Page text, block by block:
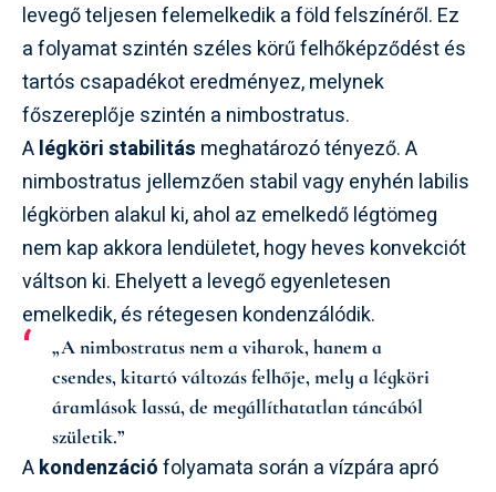
levegő teljesen felemelkedik a föld felszínéről. Ez
a folyamat szintén széles körű felhőképződést és
tartós csapadékot eredményez, melynek
főszereplője szintén a nimbostratus.
Alégköri stabilitás meghatározó tényező. A
nimbostratus jellemzően stabil vagy enyhén labilis
légkörben alakul ki, ahol az emelkedő légtömeg
nem kap akkora lendületet, hogy heves konvekciót
váltson ki. Ehelyett a levegő egyenletesen
emelkedik, és rétegesen kondenzálódik.
„A nimbostratus nem a viharok, hanem a
csendes, kitartó változás felhője, mely a légköri
áramlások lassú, de megállíthatatlan táncából
születik.”
Akondenzációfolyamata során a vízpára apró